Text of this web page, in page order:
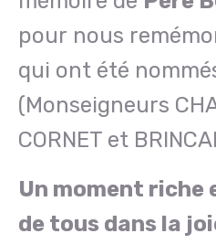
pour nous
qui ont été
(Monseigneurs
CORNET et
Un moment riche
de tous dans la